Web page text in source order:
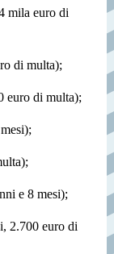
mila euro di
di multa);
euro di multa);
e 8 mesi);
2.700 euro di